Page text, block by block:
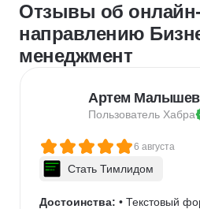
Отзывы об онлайн-
направлению
менеджмент
Артем Малышев
Пользователь Хабра
6 августа
Стать Тимлидом
Достоинства: • Текстовый